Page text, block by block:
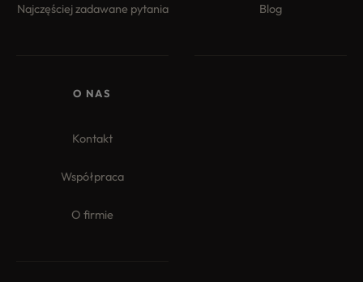
Najczęściej zadawane pytania Blog
O NAS
Kontakt
Współpraca
O firmie